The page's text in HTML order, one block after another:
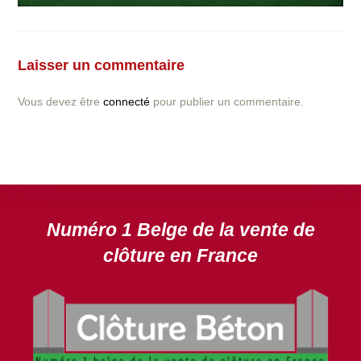
Laisser un commentaire
Vous devez êtreconnecté pour publier un commentaire.
N’hésitez pas à nous contacter ! nous vous proposerons
projet.
Numéro 1 Belge de la vente de
clôture en France